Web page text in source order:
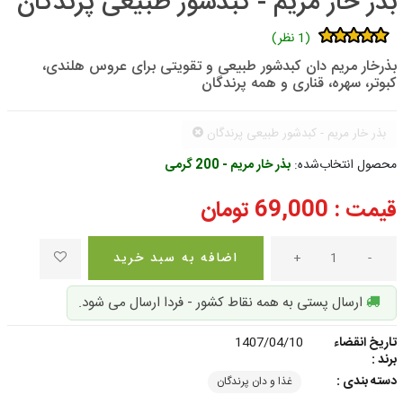
(1 نظر)
بذرخار مریم دان کبدشور طبیعی و تقویتی برای عروس هلندی،
کبوتر، سهره، قناری و همه پرندگان
بذر خار مریم - کبدشور طبیعی پرندگان
محصول انتخاب‌شده:بذر خار مریم - 200 گرمی
قیمت : 69,000 تومان
-
+ اضافه به سبد خرید
ارسال پستی به همه نقاط کشور - فردا ارسال می شود.
تاریخ انقضاء 1407/04/10
برند :
دسته بندی :
غذا و دان پرندگان